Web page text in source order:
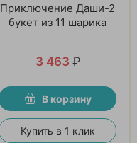
Приключение Даши-2
букет из 11 шарика
3 463 ₽
В корзину
Купить в 1 клик